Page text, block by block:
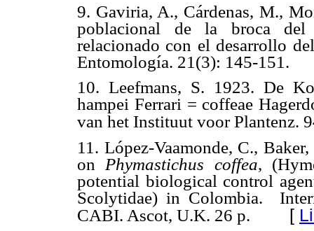
9. Gaviria, A., Cárdenas, M.,
poblacional de la broca
relacionado con el desarrollo
Entomología. 21(3): 145-151.
10. Leefmans, S. 1923. De
hampei Ferrari = coffeae
van het Instituut voor Plantenz.
11. López-Vaamonde, C.,
on Phymastichus coffea,
potential biological control
Scolytidae) in Colombia.
CABI. Ascot, U.K. 26 p. [